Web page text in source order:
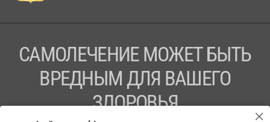
САМОЛЕЧЕНИЕ МОЖЕТ БЫТЬ
ВРЕДНЫМ ДЛЯ ВАШЕГО
ЗДОРОВЬЯ